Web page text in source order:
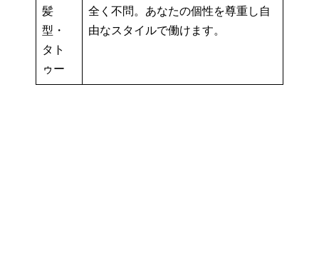
髪
型・
タト
ゥー
全く不問。あなたの個性を尊重し自
由なスタイルで働けます。